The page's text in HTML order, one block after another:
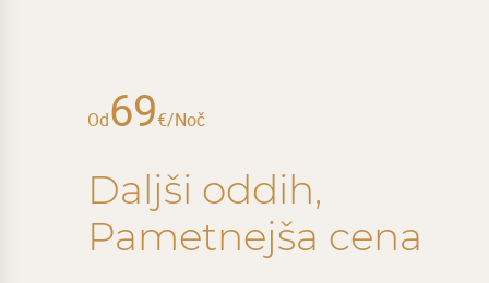
Od69€/Noč
Daljši oddih,
Pametnejša cena